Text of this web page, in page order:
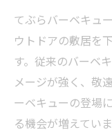
てぶらバーベキュ
ウトドアの敷居を
す。従来のバーベ
メージが強く、敬
ーベキューの登場
る機会が増えていま